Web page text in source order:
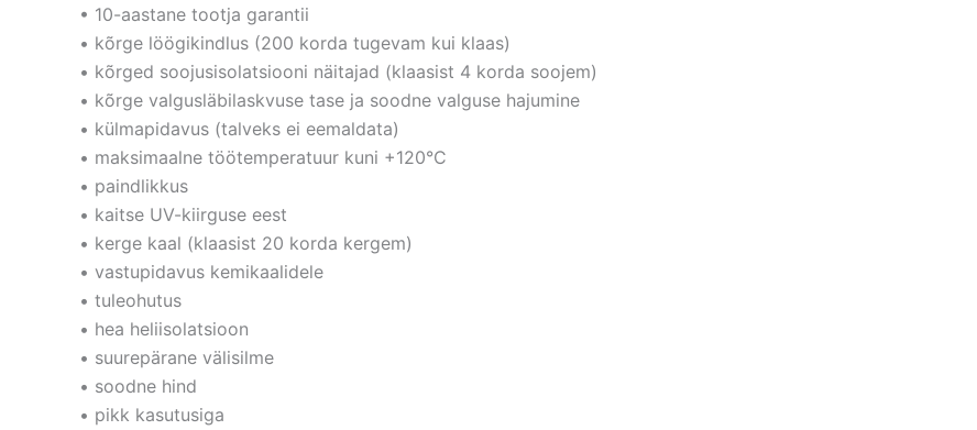
• 10-aastane tootja garantii
• kõrge löögikindlus (200 korda tugevam kui klaas)
• kõrged soojusisolatsiooni näitajad (klaasist 4 korda soojem)
• kõrge valgusläbilaskvuse tase ja soodne valguse hajumine
• külmapidavus (talveks ei eemaldata)
• maksimaalne töötemperatuur kuni +120°C
• paindlikkus
• kaitse UV-kiirguse eest
• kerge kaal (klaasist 20 korda kergem)
• vastupidavus kemikaalidele
• tuleohutus
• hea heliisolatsioon
• suurepärane välisilme
• soodne hind
• pikk kasutusiga